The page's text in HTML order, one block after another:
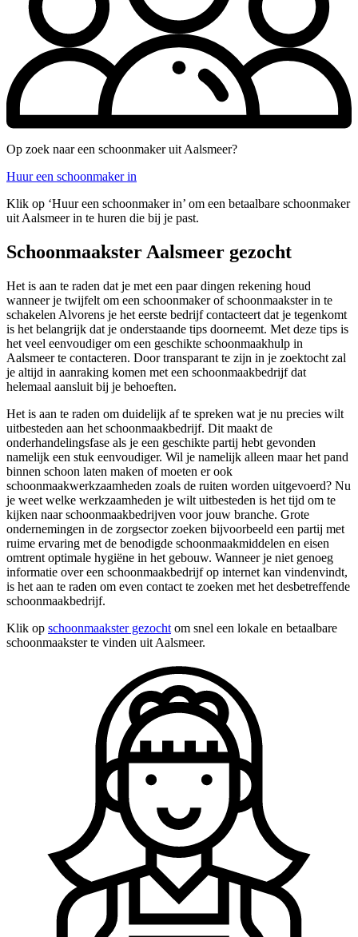
Op zoek naar een schoonmaker uit Aalsmeer?
Huur een schoonmaker in
Klik op ‘Huur een schoonmaker in’ om een betaalbare schoonmaker
uit Aalsmeer in te huren die bij je past.
Schoonmaakster Aalsmeer gezocht
Het is aan te raden dat je met een paar dingen rekening houd
wanneer je twijfelt om een schoonmaker of schoonmaakster in te
schakelen Alvorens je het eerste bedrijf contacteert dat je tegenkomt
is het belangrijk dat je onderstaande tips doorneemt. Met deze tips is
het veel eenvoudiger om een geschikte schoonmaakhulp in
Aalsmeer te contacteren. Door transparant te zijn in je zoektocht zal
je altijd in aanraking komen met een schoonmaakbedrijf dat
helemaal aansluit bij je behoeften.
Het is aan te raden om duidelijk af te spreken wat je nu precies wilt
uitbesteden aan het schoonmaakbedrijf. Dit maakt de
onderhandelingsfase als je een geschikte partij hebt gevonden
namelijk een stuk eenvoudiger. Wil je namelijk alleen maar het pand
binnen schoon laten maken of moeten er ook
schoonmaakwerkzaamheden zoals de ruiten worden uitgevoerd? Nu
je weet welke werkzaamheden je wilt uitbesteden is het tijd om te
kijken naar schoonmaakbedrijven voor jouw branche. Grote
ondernemingen in de zorgsector zoeken bijvoorbeeld een partij met
ruime ervaring met de benodigde schoonmaakmiddelen en eisen
omtrent optimale hygiëne in het gebouw. Wanneer je niet genoeg
informatie over een schoonmaakbedrijf op internet kan vindenvindt,
is het aan te raden om even contact te zoeken met het desbetreffende
schoonmaakbedrijf.
Klik op schoonmaakster gezocht om snel een lokale en betaalbare
schoonmaakster te vinden uit Aalsmeer.